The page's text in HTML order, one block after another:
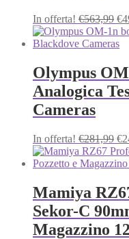
In offerta! €563,99 Il
€
Olympus
Analogica
Cameras
In offerta! €281,99 Il
€
Mamiya
Sekor-C
Magazzino